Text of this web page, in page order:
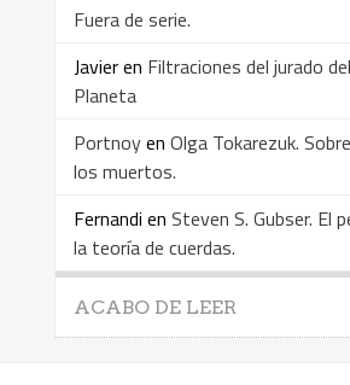
Fuera de serie.
Javieren Filtraciones del jurado
Planeta
Portnoyen Olga Tokarezuk.
los muertos.
Fernandi en Steven S. Gubser. El
la teoría de cuerdas.
ACABO DE LEER